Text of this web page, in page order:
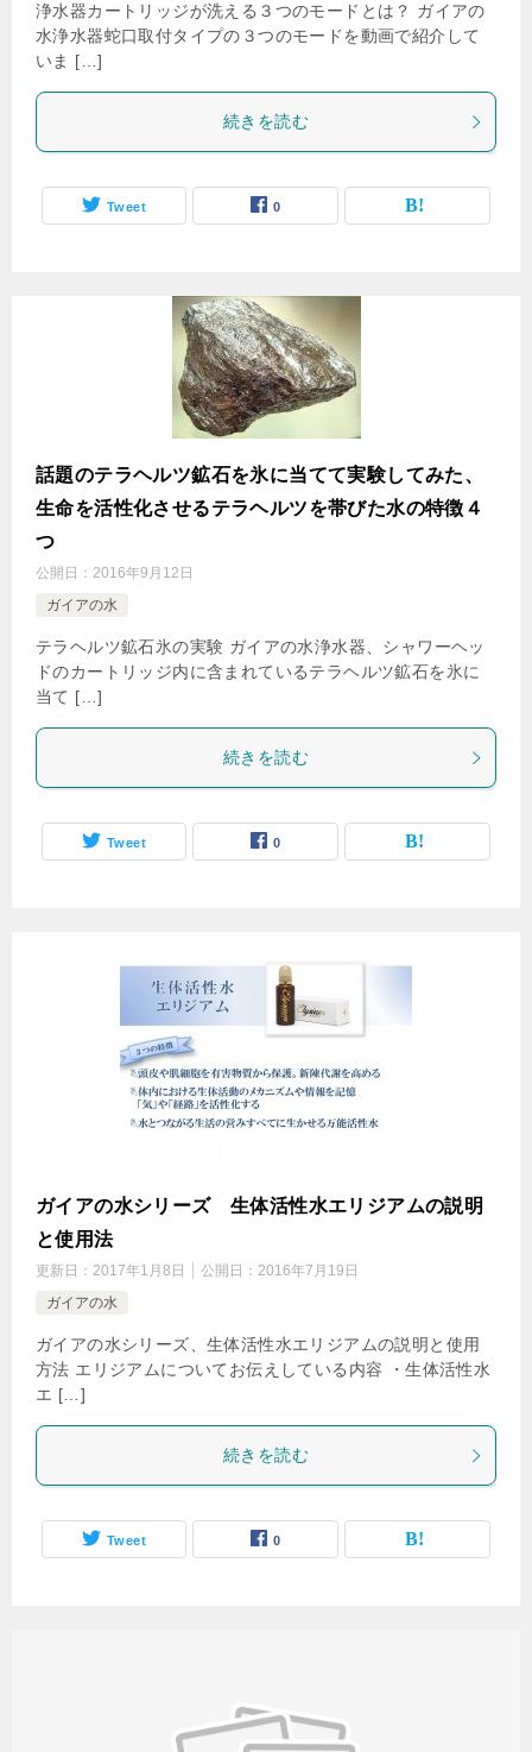
浄水器カートリッジが洗える３つのモードとは？ ガイアの
水浄水器蛇口取付タイプの３つのモードを動画で紹介して
いま […]
続きを読む
Tweet 0
話題のテラヘルツ鉱石を氷に当てて実験してみた、
生命を活性化させるテラヘルツを帯びた水の特徴４
つ
公開日： 2016年9月12日
ガイアの水
テラヘルツ鉱石氷の実験 ガイアの水浄水器、シャワーヘッ
ドのカートリッジ内に含まれているテラヘルツ鉱石を氷に
当て […]
続きを読む
Tweet 0
ガイアの水シリーズ 生体活性水エリジアムの説明
と使用法
更新日： 2017年1月8日 公開日： 2016年7月19日
ガイアの水
ガイアの水シリーズ、生体活性水エリジアムの説明と使用
方法 エリジアムについてお伝えしている内容 ・生体活性水
エ […]
続きを読む
Tweet 0